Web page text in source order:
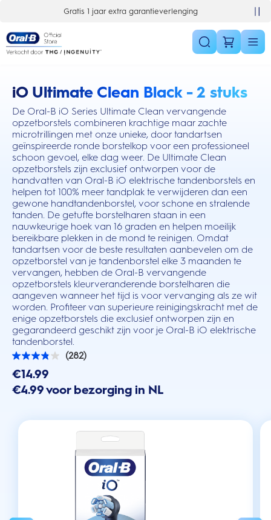
iO Ultimate Clean Black - 2 stuks
De Oral-B iO Series Ultimate Clean vervangende
opzetborstels combineren krachtige maar zachte
microtrillingen met onze unieke, door tandartsen
geïnspireerde ronde borstelkop voor een professioneel
schoon gevoel, elke dag weer. De Ultimate Clean
opzetborstels zijn exclusief ontworpen voor de
handvatten van Oral-B iO elektrische tandenborstels en
helpen tot 100% meer tandplak te verwijderen dan een
gewone handtandenborstel, voor schone en stralende
tanden. De getufte borstelharen staan in een
nauwkeurige hoek van 16 graden en helpen moeilijk
bereikbare plekken in de mond te reinigen. Omdat
tandartsen voor de beste resultaten aanbevelen om de
opzetborstel van je tandenborstel elke 3 maanden te
vervangen, hebben de Oral-B vervangende
opzetborstels kleurveranderende borstelharen die
aangeven wanneer het tijd is voor vervanging als ze wit
worden. Profiteer van superieure reinigingskracht met de
enige opzetborstels die exclusief ontworpen zijn en
gegarandeerd geschikt zijn voor je Oral-B iO elektrische
tandenborstel.
this action will scroll you to the reviews section
(282)
3.8
van
de
5
sterren.
€14.99
€4.99 voor bezorging in NL